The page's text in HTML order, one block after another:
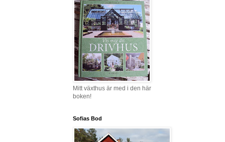
Mitt växthus är med i den här
boken!
Sofias Bod